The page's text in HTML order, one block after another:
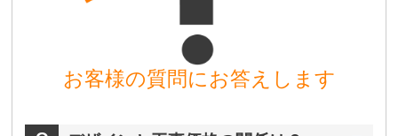
お客様の質問にお答えします